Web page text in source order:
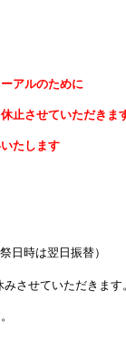
アルのために
止させていただきま
たします
日時は翌日振替）
させていただきます